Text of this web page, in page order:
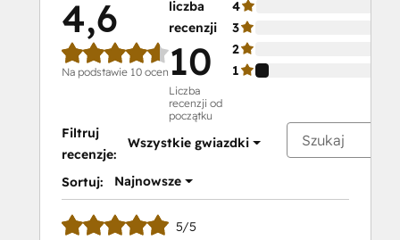
4,6
Na podstawie 10 ocen
liczba
recenzji
10
Liczba
recenzji od
początku
4
3
2
1
Filtruj
recenzje:
Wszystkie gwiazdki
Sortuj: Najnowsze
5/5